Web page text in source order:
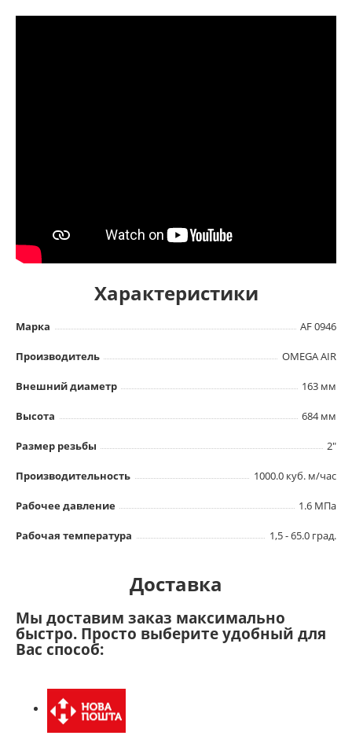
Характеристики
Марка AF 0946
Производитель OMEGA AIR
Внешний диаметр 163 мм
Высота 684 мм
Размер резьбы 2"
Производительность 1000.0 куб. м/час
Рабочее давление 1.6 МПа
Рабочая температура 1,5 - 65.0 град.
Доставка
Мы доставим заказ максимально
быстро. Просто выберите удобный для
Вас способ: